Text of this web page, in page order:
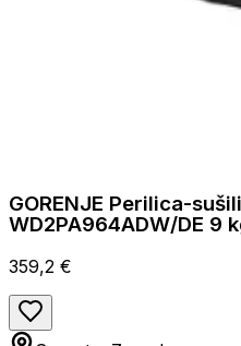
GORENJE Perilica-
WD2PA964ADW/DE 9
359,2 €